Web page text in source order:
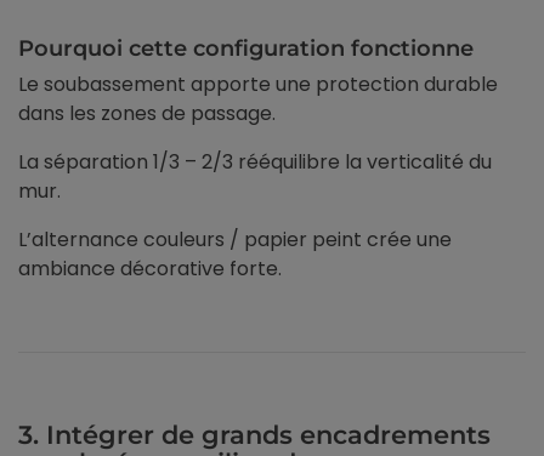
Pourquoi cette configuration fonctionne
Le soubassement apporte une protection durable
dans les zones de passage.
La séparation 1/3 – 2/3 rééquilibre la verticalité du
mur.
L’alternance couleurs / papier peint crée une
ambiance décorative forte.
3. Intégrer de grands encadrements